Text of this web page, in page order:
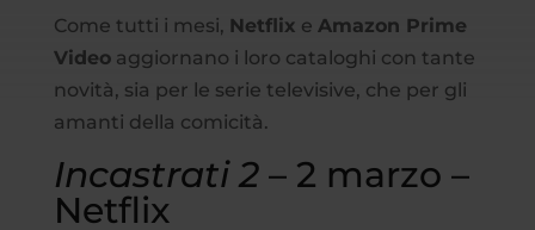
Come tutti i mesi, Netflix e Amazon Prime
Videoaggiornano i loro cataloghi con tante
novità, sia per le serie televisive, che per gli
amanti della comicità.
Incastrati 2– 2 marzo –
Netflix